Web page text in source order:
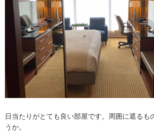
日当たりがとても良い部屋です。周囲に遮るも
うか。